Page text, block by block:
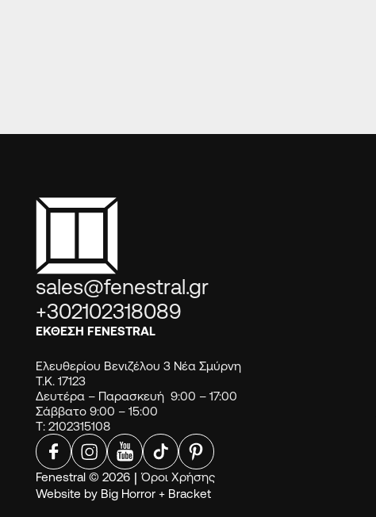
sales@fenestral.gr
+302102318089
ΕΚΘΕΣΗ FENESTRAL
Ελευθερίου Βενιζέλου 3 Νέα Σμύρνη
Τ.Κ. 17123
Δευτέρα – Παρασκευή 9:00 – 17:00
Σάββατο 9:00 – 15:00
Τ: 2102315108
Fenestral © 2026 | Όροι Χρήσης
Website by Big Horror + Bracket